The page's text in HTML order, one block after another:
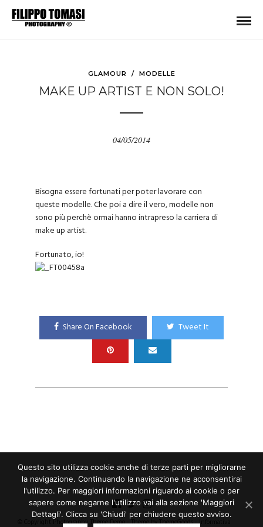
GLAMOUR / MODELLE
MAKE UP ARTIST E NON SOLO!
04/05/2014
Bisogna essere fortunati per poter lavorare con
queste modelle. Che poi a dire il vero, modelle non
sono più perchè ormai hanno intrapreso la carriera di
make up artist.
Fortunato, io!
Share On Facebook Tweet It
© Copyright Photography Theme Demo - Theme by ThemeGoods -Informativa
Questo sito utilizza cookie anche di terze parti per migliorarne
la navigazione. Continuando la navigazione ne acconsentirai
l'utilizzo. Per maggiori informazioni riguardo ai cookie o per
sapere come negarne l'utilizzo vai alla sezione 'Maggiori
Dettagli'. Clicca su 'Chiudi' per chiudere questo avviso.